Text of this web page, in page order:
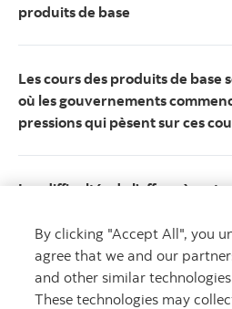
produits de base
Les cours des produits de base
où les gouvernements
pressions qui pèsent sur ces
Les difficultés de l’offre pèsent
By clicking "Accept All", you
agree that we and our
and other similar
These technologies may